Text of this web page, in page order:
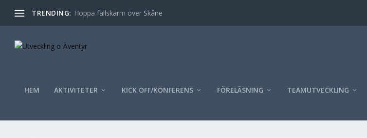
TRENDING: Hoppa fallskärm över Skåne
HEM AKTIVITETER KICK OFF/KONFERENS FÖRELÄSNING TEAMUTVECKLING